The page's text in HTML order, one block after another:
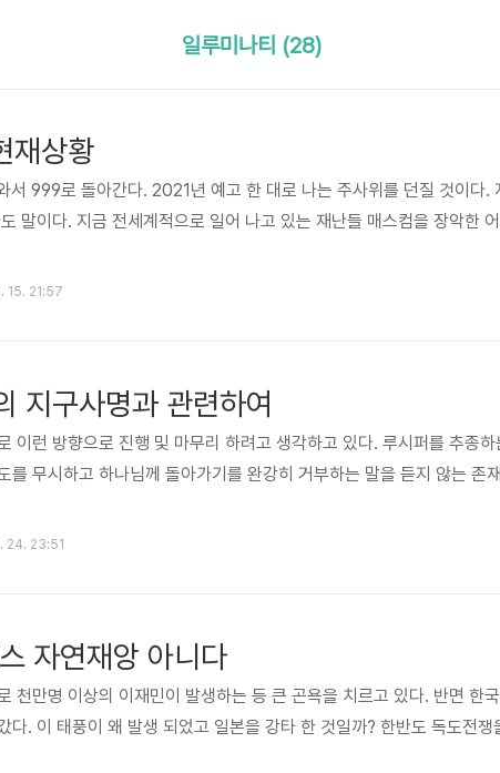
일루미나티 (28)
재상황
서 999로 돌아간다. 2021년 예고 한 대로 나는 주사위를 던질 것이다.
말이다. 지금 전세계적으로 일어 나고 있는 재난들 매스컴을 장악한
15. 21:57
지구사명과 관련하여
이런 방향으로 진행 및 마무리 하려고 생각하고 있다. 루시퍼를 추종
를 무시하고 하나님께 돌아가기를 완강히 거부하는 말을 듣지 않는 존
24. 23:51
자연재앙 아니다
천만명 이상의 이재민이 발생하는 등 큰 곤욕을 치르고 있다. 반면 한
다. 이 태풍이 왜 발생 되었고 일본을 강타 한 것일까? 한반도 독도전